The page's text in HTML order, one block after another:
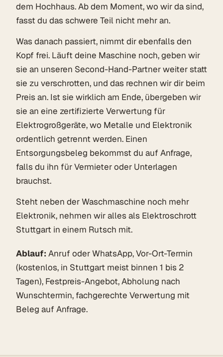
dem Hochhaus. Ab dem Moment, wo wir da sind,
fasst du das schwere Teil nicht mehr an.
Was danach passiert, nimmt dir ebenfalls den
Kopf frei. Läuft deine Maschine noch, geben wir
sie an unseren Second-Hand-Partner weiter statt
sie zu verschrotten, und das rechnen wir dir beim
Preis an. Ist sie wirklich am Ende, übergeben wir
sie an eine zertifizierte Verwertung für
Elektrogroßgeräte, wo Metalle und Elektronik
ordentlich getrennt werden. Einen
Entsorgungsbeleg bekommst du auf Anfrage,
falls du ihn für Vermieter oder Unterlagen
brauchst.
Steht neben der Waschmaschine noch mehr
Elektronik, nehmen wir alles als Elektroschrott
Stuttgart in einem Rutsch mit.
Ablauf: Anruf oder WhatsApp, Vor-Ort-Termin
(kostenlos, in Stuttgart meist binnen 1 bis 2
Tagen), Festpreis-Angebot, Abholung nach
Wunschtermin, fachgerechte Verwertung mit
Beleg auf Anfrage.